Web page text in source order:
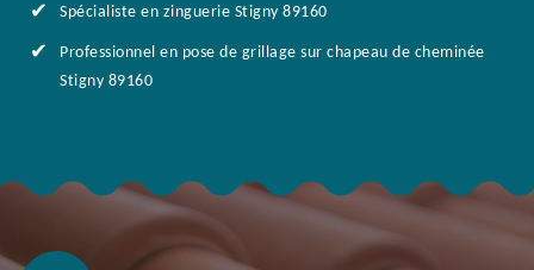
Spécialiste en zinguerie Stigny 89160
Professionnel en pose de grillage sur chapeau de cheminée
Stigny 89160